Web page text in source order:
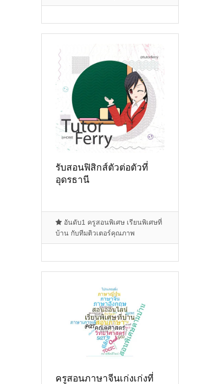
รับสอนฟิสิกส์ตัวต่อตัวที่
อุดรธานี
อันดับ1 ครูสอนพิเศษ เรียนพิเศษที่
บ้าน กับทีมติวเตอร์คุณภาพ
ครูสอนภาษาจีนเก่งเก่งที่